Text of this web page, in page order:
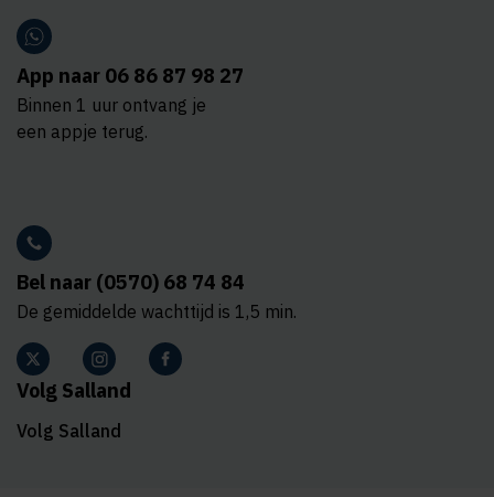
App naar 06 86 87 98 27
Binnen 1 uur ontvang je
een appje terug.
Bel naar (0570) 68 74 84
De gemiddelde wachttijd is 1,5 min.
Volg Salland
Volg Salland